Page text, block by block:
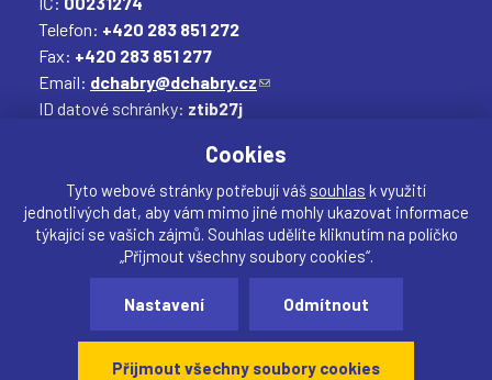
Telefon: +420 283 851 272
Fax: +420 283 851 277
Email: dchabry@dchabry.cz(
k
a
z
o
d
l
e
ID datové schránky: ztib27j
d
k
a
e
Sdílet
Vytvořil:
drualas.cz
Webdesigner:našli jste chybu? Máte náměty, či
připomínky?
Cookies
Tyto webové stránky potřebují váš souhlas k využití
jednotlivých dat, aby vám mimo jiné mohly ukazovat informace
týkající se vašich zájmů. Souhlas udělíte kliknutím na políčko
„Přijmout všechny soubory cookies“.
Nastavení Odmítnout
Přijmout všechny soubory cookies